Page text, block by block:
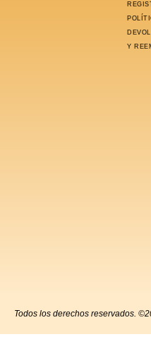
Y
Todos los derechos reservados.